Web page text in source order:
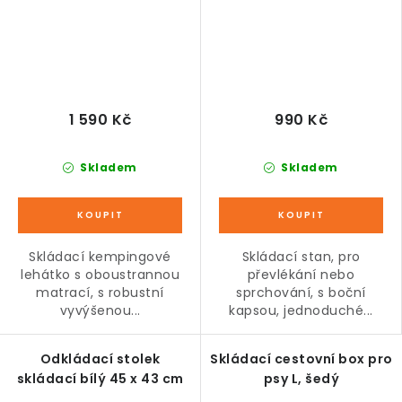
Skladem
1 590 Kč
Skládací kempingové
lehátko s oboustrannou
matrací, s robustní
vyvýšenou...
Skladem
990 Kč
Skládací stan, pro
převlékání nebo
sprchování, s boční
kapsou, jednoduché...
Odkládací stolek
skládací bílý 45 x 43 cm
Skládací cestovní box pro
psy L, šedý